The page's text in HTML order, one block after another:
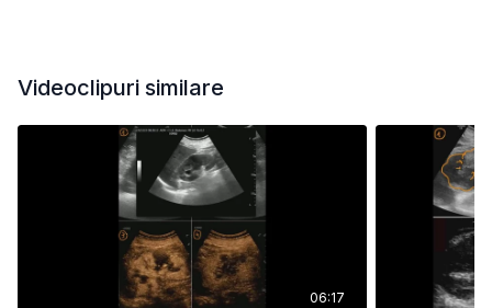
Videoclipuri similare
06:17